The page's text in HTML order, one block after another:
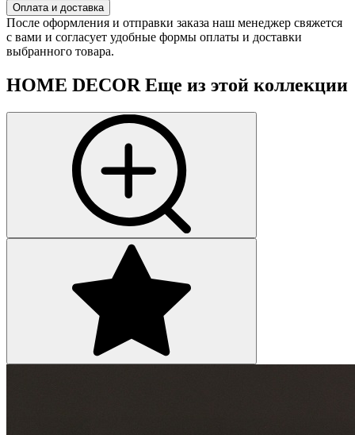
Оплата и доставка
После оформления и отправки заказа наш менеджер свяжется
с вами и согласует удобные формы оплаты и доставки
выбранного товара.
HOME DECOR Еще из этой коллекции